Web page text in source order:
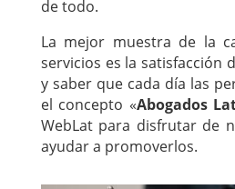
de todo.
La mejor muestra de la
servicios es la satisfacción
y saber que cada día las
el concepto «Abogados
WebLat para disfrutar de
ayudar a promoverlos.